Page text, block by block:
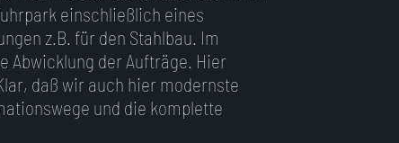
einschließlich eines
z.B. für den Stahlbau. Im
Abwicklung der Aufträge. Hier
daß wir auch hier modernste
und die komplette